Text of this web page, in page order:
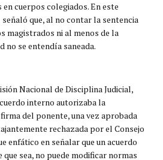
cuerpos colegiados. En este
que, al no contar la sentencia
magistrados ni al menos de la
no se entendía saneada.
Nacional de Disciplina Judicial,
interno autorizaba la
del ponente, una vez aprobada
rechazada por el Consejo
enfático en señalar que un acuerdo
sea, no puede modificar normas